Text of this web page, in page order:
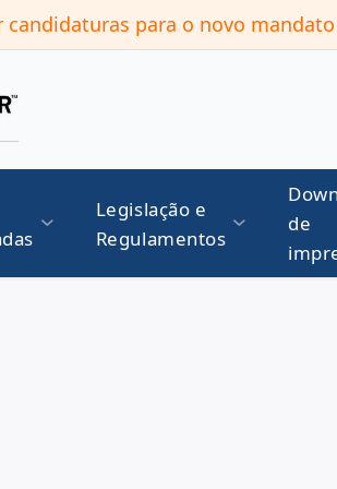
candidaturas para o novo
Legislação e
Regulamentos
de